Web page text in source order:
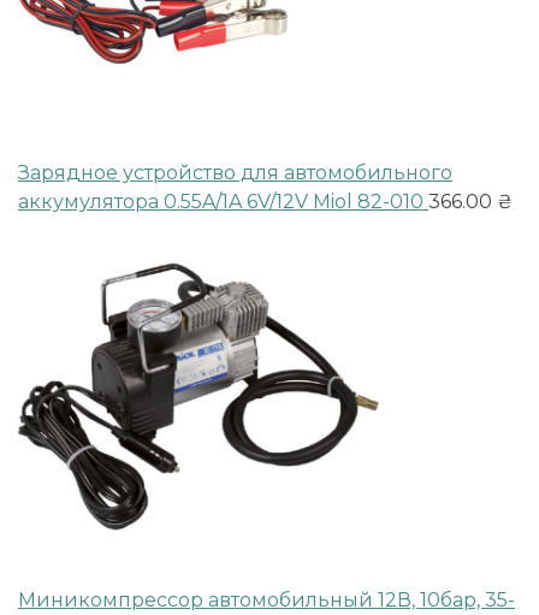
Зарядное устройство для автомобильного
аккумулятора 0.55A/1A 6V/12V Miol 82-010 366.00 ₴
Миникомпрессор автомобильный 12В, 10бар, 35-